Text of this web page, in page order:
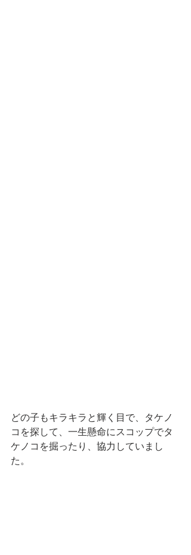
どの子もキラキラと輝く目で、タケノ
コを探して、一生懸命にスコップでタ
ケノコを掘ったり、協力していまし
た。